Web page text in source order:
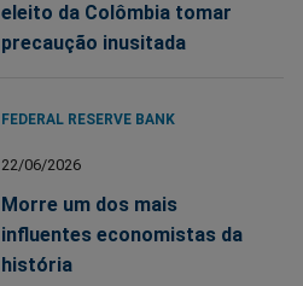
eleito da Colômbia tomar
precaução inusitada
FEDERAL RESERVE BANK
22/06/2026
Morre um dos mais
influentes economistas da
história